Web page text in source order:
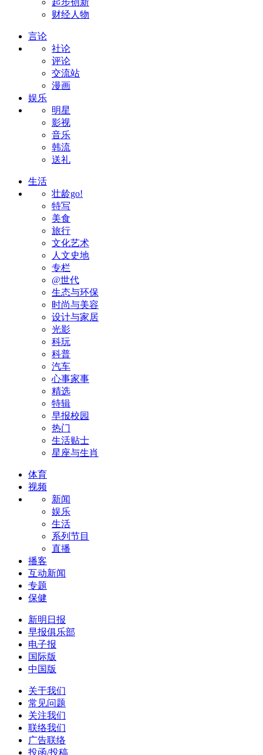
起步创新
财经人物
言论
社论
评论
交流站
漫画
娱乐
明星
影视
音乐
韩流
送礼
生活
壮龄go!
特写
美食
旅行
文化艺术
人文史地
专栏
@世代
生态与环保
时尚与美容
设计与家居
光影
科玩
科普
汽车
心事家事
精选
特辑
早报校园
热门
生活贴士
星座与生肖
体育
视频
新闻
娱乐
生活
系列节目
直播
播客
互动新闻
专题
保健
新明日报
早报俱乐部
电子报
国际版
中国版
关于我们
常见问题
关注我们
联络我们
广告联络
投函/投稿